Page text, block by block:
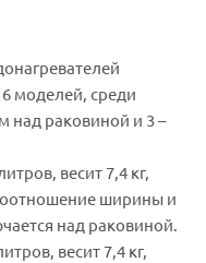
моделей, среди
над раковиной и 3 –
весит 7,4 кг,
ширины и
над раковиной.
весит 7,4 кг,